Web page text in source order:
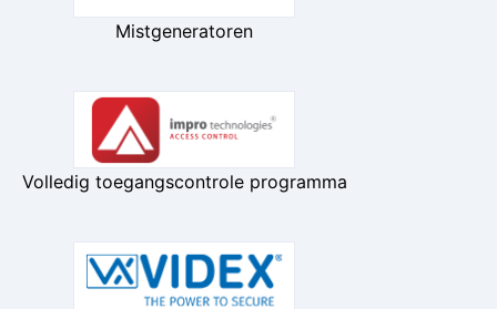
Mistgeneratoren
Volledig toegangscontrole programma